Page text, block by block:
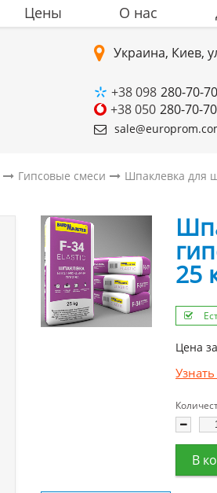
Цены О нас
Украина, Киев,
+38 098 280-70-70
+38 050 280-70-70
Гипсовые смеси
Шпаклевка для
25
Цена
В